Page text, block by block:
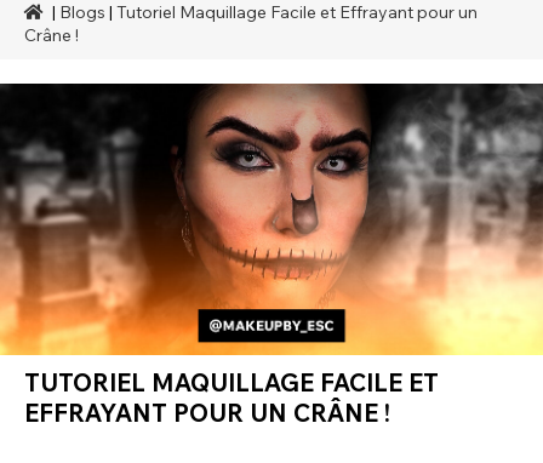
| Blogs | Tutoriel Maquillage Facile et Effrayant pour un
Crâne !
TUTORIEL MAQUILLAGE FACILE ET
EFFRAYANT POUR UN CRÂNE !